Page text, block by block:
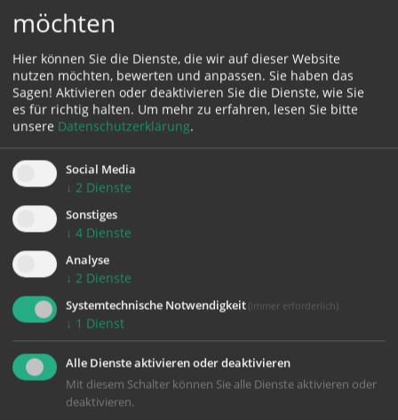
Liturgische Texte zum Jägerstätter-
möchten
Hier können Sie die Dienste, die wir auf dieser Website
nutzen möchten, bewerten und anpassen. Sie haben das
Sagen! Aktivieren oder deaktivieren Sie die Dienste, wie Sie
es für richtig halten. Um mehr zu erfahren, lesen Sie bitte
unsere Datenschutzerklärung.
Social Media
↓ 2 Dienste
Sonstiges
↓ 4 Dienste
Analyse
↓ 2 Dienste
Systemtechnische Notwendigkeit (immer erforderlich)
↓ 1 Dienst
Alle Dienste aktivieren oder deaktivieren
Mit diesem Schalter können Sie alle Dienste aktivieren oder
deaktivieren.